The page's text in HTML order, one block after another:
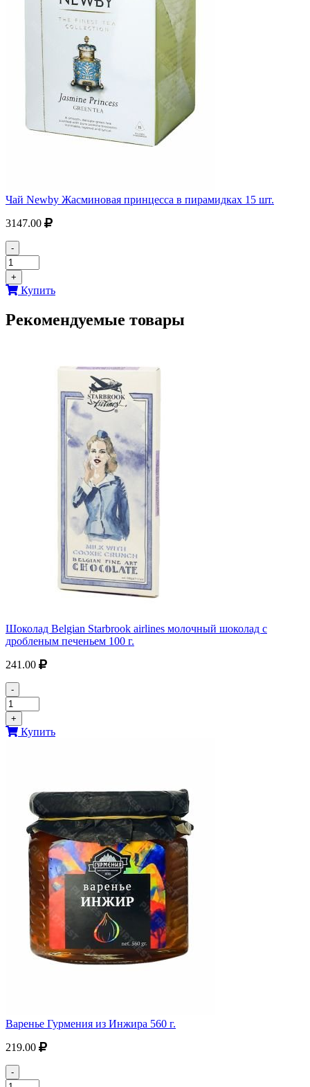
Чай Newby Жасминовая принцесса в пирамидках 15 шт.
3147.00
-
+
Купить
Рекомендуемые товары
Шоколад Belgian Starbrook airlines молочный шоколад с
дробленым печеньем 100 г.
241.00
-
+
Купить
Варенье Гурмения из Инжира 560 г.
219.00
-